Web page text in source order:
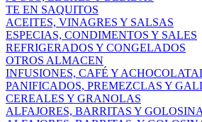
TE EN SAQUITOS
ACEITES, VINAGRES Y SALSAS
ESPECIAS, CONDIMENTOS Y SALES
REFRIGERADOS Y CONGELADOS
OTROS ALMACEN
INFUSIONES, CAFÉ Y
PANIFICADOS, PREMEZCLAS Y
CEREALES Y GRANOLAS
ALFAJORES, BARRITAS Y